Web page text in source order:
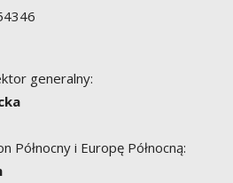
generalny:
Północny i Europę Północną: